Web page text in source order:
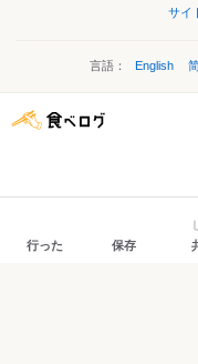
サイ
言語： English
行った 保存